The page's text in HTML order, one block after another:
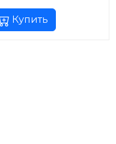
Купить